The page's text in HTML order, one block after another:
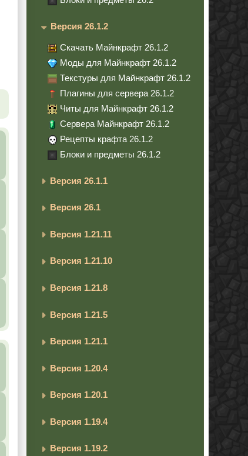
Версия 26.1.2
Скачать Майнкрафт 26.1.2
Моды для Майнкрафт 26.1.2
Текстуры для Майнкрафт 26.1.2
Плагины для сервера 26.1.2
Читы для Майнкрафт 26.1.2
Сервера Майнкрафт 26.1.2
Рецепты крафта 26.1.2
Блоки и предметы 26.1.2
Версия 26.1.1
Версия 26.1
Версия 1.21.11
Версия 1.21.10
Версия 1.21.8
Версия 1.21.5
Версия 1.21.1
Версия 1.20.4
Версия 1.20.1
Версия 1.19.4
Версия 1.19.2